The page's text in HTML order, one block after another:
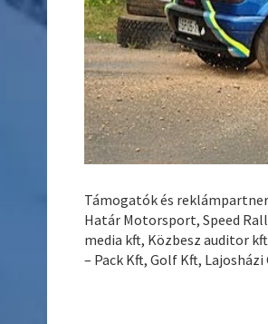
Támogatók és
Határ Motorsport, Speed
media kft, Közbesz auditor
– Pack Kft, Golf Kft, Lajosházi